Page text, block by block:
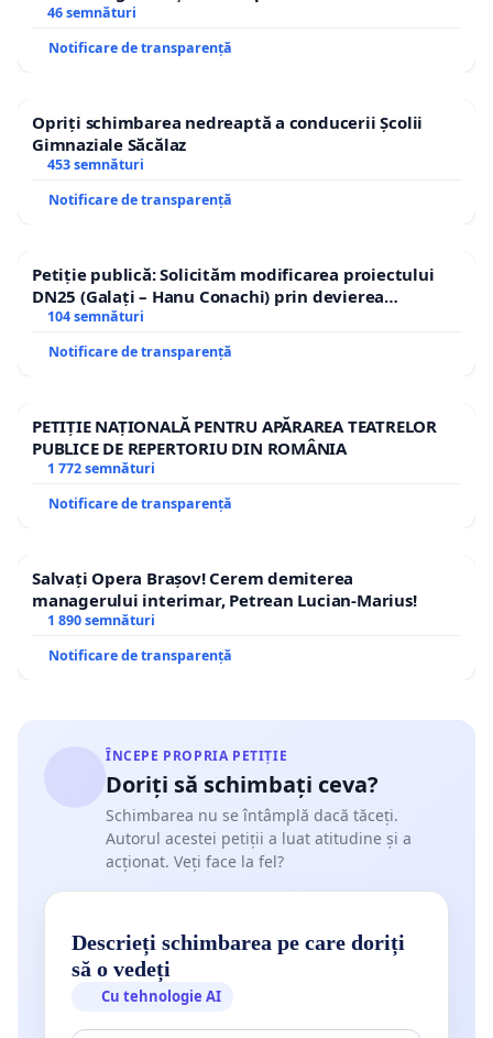
46 semnături
Notificare de transparență
Opriți schimbarea nedreaptă a conducerii Școlii
Gimnaziale Săcălaz
453 semnături
Notificare de transparență
Petiție publică: Solicităm modificarea proiectului
DN25 (Galați – Hanu Conachi) prin devierea
traseului în afara localităților!
104 semnături
Notificare de transparență
PETIȚIE NAȚIONALĂ PENTRU APĂRAREA TEATRELOR
PUBLICE DE REPERTORIU DIN ROMÂNIA
1 772 semnături
Notificare de transparență
Salvați Opera Brașov! Cerem demiterea
managerului interimar, Petrean Lucian-Marius!
1 890 semnături
Notificare de transparență
ÎNCEPE PROPRIA PETIȚIE
Doriți să schimbați ceva?
Schimbarea nu se întâmplă dacă tăceți.
Autorul acestei petiții a luat atitudine și a
acționat. Veți face la fel?
Descrieți schimbarea pe care doriți
să o vedeți
Cu tehnologie AI